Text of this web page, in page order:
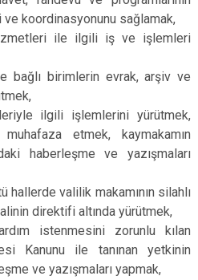
ve koordinasyonunu sağlamak,
ile ilgili iş ve işlemleri
bağlı birimlerin evrak, arşiv ve
ilgili işlemlerini yürütmek,
etmek, kaymakamın
haberleşme ve yazışmaları
hallerde valilik makamının silahlı
direktifi altında yürütmek,
istenmesini zorunlu kılan
Kanunu ile tanınan yetkinin
ve yazışmaları yapmak,